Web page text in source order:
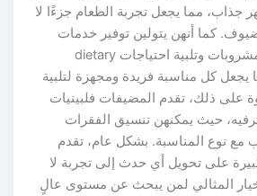
جذاب، مما يجعل تجربة الطعام جزءًا لا
كما أنهن يتولين توفير خدمات
إضافية مثل تقديم المشروبات وتلبية احتياجات dietary
كل مناسبة فريدة ومجهزة لتلبية
على ذلك، تقدم المضيفات فلبينيات
حيث يمكنهن تنسيق الفقرات
مع نوع المناسبة. بشكل عام، تقدم
على تحويل أي حدث إلى تجربة لا
المثالي لمن يبحث عن مستوى عالٍ